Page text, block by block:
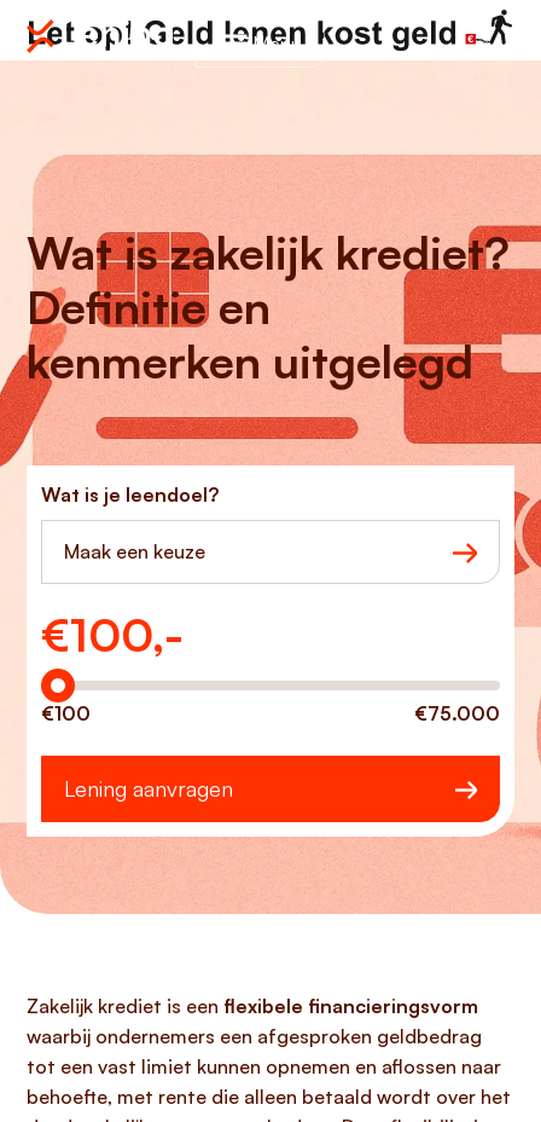
Menu
Wat is zakelijk krediet?
Definitie en
kenmerken uitgelegd
Wat is je leendoel?
Maak een keuze
€100,-
Hoeveel wilt u lenen?
€100 €75.000
Lening aanvragen
Zakelijk krediet is een flexibele financieringsvorm
waarbij ondernemers een afgesproken geldbedrag
tot een vast limiet kunnen opnemen en aflossen naar
behoefte, met rente die alleen betaald wordt over het